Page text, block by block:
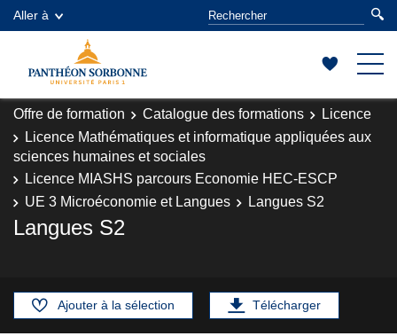
Aller à
Offre de formation Catalogue des formations
Licence
Licence Mathématiques et informatique appliquées aux
sciences humaines et sociales
Licence MIASHS parcours Economie HEC-ESCP
UE 3 Microéconomie et Langues
Langues S2
Langues S2
Ajouter à la sélection Télécharger